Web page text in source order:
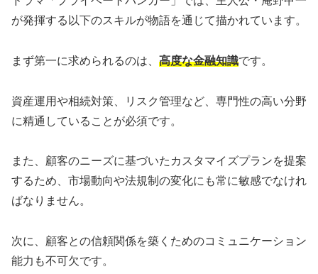
が発揮する以下のスキルが物語を通じて描かれています。
まず第一に求められるのは、 高度な金融知識です。
資産運用や相続対策、リスク管理など、専門性の高い分野
に精通していることが必須です。
また、顧客のニーズに基づいたカスタマイズプランを提案
するため、市場動向や法規制の変化にも常に敏感でなけれ
ばなりません。
次に、顧客との信頼関係を築くためのコミュニケーション
能力も不可欠です。